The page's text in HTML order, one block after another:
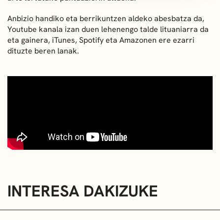
Anbizio handiko eta berrikuntzen aldeko abesbatza da,
Youtube kanala izan duen lehenengo talde lituaniarra da
eta gainera, iTunes, Spotify eta Amazonen ere ezarri
dituzte beren lanak.
INTERESA DAKIZUKE